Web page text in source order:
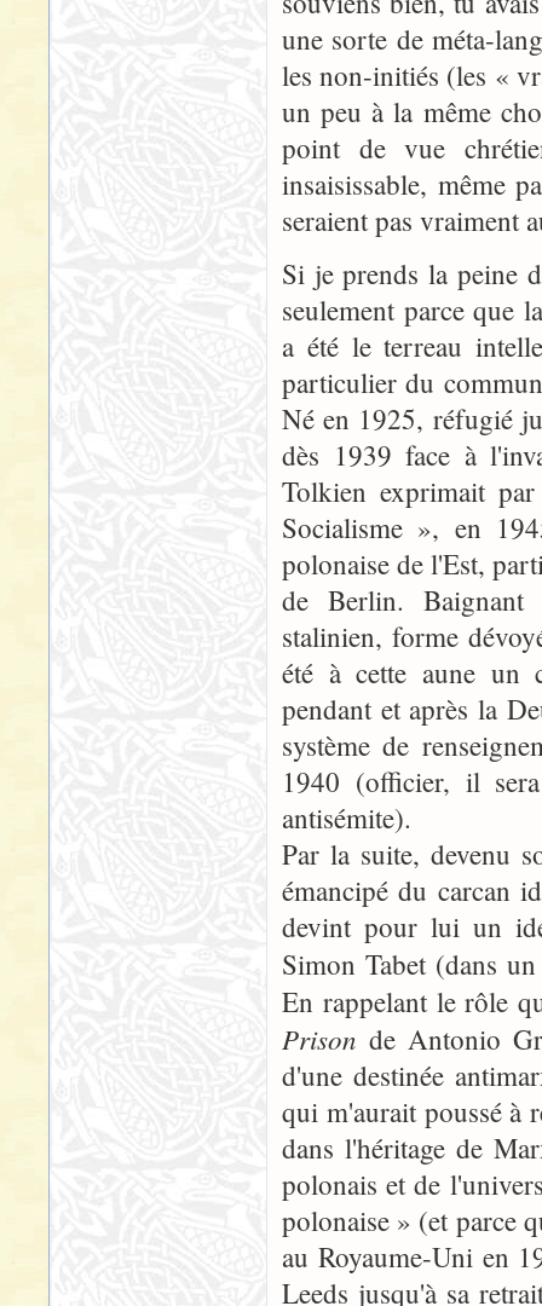
une sorte de méta-
les non-initiés (les «
un peu à la même
point de vue
insaisissable, même
seraient pas vraiment
Si je prends la peine
seulement parce que
a été le terreau
particulier du
Né en 1925, réfugié
dès 1939 face à
Tolkien exprimait
Socialisme », en
polonaise de l'Est,
de Berlin. Baignant
stalinien, forme
été à cette aune un
pendant et après la
système de
1940 (officier, il
antisémite).
Par la suite, devenu
émancipé du carcan
devint pour lui un
Simon Tabet (dans
En rappelant le rôle
Prison de Antonio
d'une destinée
qui m'aurait poussé à
dans l'héritage de
polonais et de
polonaise » (et parce
au Royaume-Uni en
Leeds jusqu'à sa